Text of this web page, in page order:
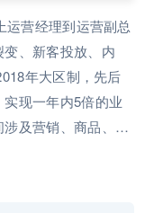
运营经理到运营副总
、新客投放、内
年⼤区制，先后
现⼀年内5倍的业
及营销、商品、物
平台化，调任北